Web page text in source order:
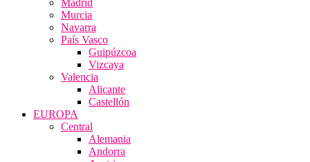
Madrid
Murcia
Navarra
País Vasco
Guipúzcoa
Vizcaya
Valencia
Alicante
Castellón
EUROPA
Central
Alemania
Andorra